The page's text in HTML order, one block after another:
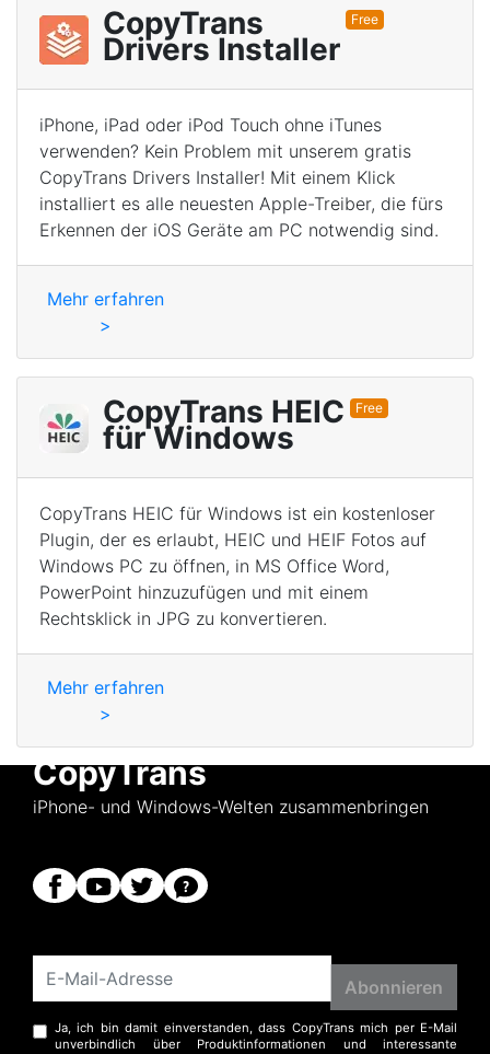
CopyTrans
Drivers Installer
Free
iPhone, iPad oder iPod Touch ohne iTunes
verwenden? Kein Problem mit unserem gratis
CopyTrans Drivers Installer! Mit einem Klick
installiert es alle neuesten Apple-Treiber, die fürs
Erkennen der iOS Geräte am PC notwendig sind.
Mehr erfahren
>
CopyTrans HEIC
für Windows
Free
CopyTrans HEIC für Windows ist ein kostenloser
Plugin, der es erlaubt, HEIC und HEIF Fotos auf
Windows PC zu öffnen, in MS Office Word,
PowerPoint hinzuzufügen und mit einem
Rechtsklick in JPG zu konvertieren.
Mehr erfahren
>
CopyTrans
iPhone- und Windows-Welten zusammenbringen
Ja, ich bin damit einverstanden, dass CopyTrans mich per E-Mail
unverbindlich über Produktinformationen und interessante